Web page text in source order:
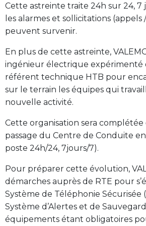
Cette astreinte traite 24h sur 24, 7
les alarmes et sollicitations (appels
peuvent survenir.
En plus de cette astreinte,
ingénieur électrique expérimenté
référent technique HTB pour
sur le terrain les équipes qui
nouvelle activité.
Cette organisation sera complétée
passage du Centre de Conduite
poste 24h/24, 7jours/7).
Pour préparer cette évolution,
démarches auprès de RTE pour
Système de Téléphonie Sécurisée
Système d’Alertes et de
équipements étant obligatoires